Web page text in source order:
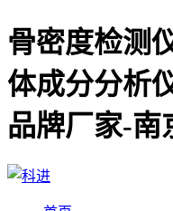
骨密度检测
体成分分析
品牌厂家-南